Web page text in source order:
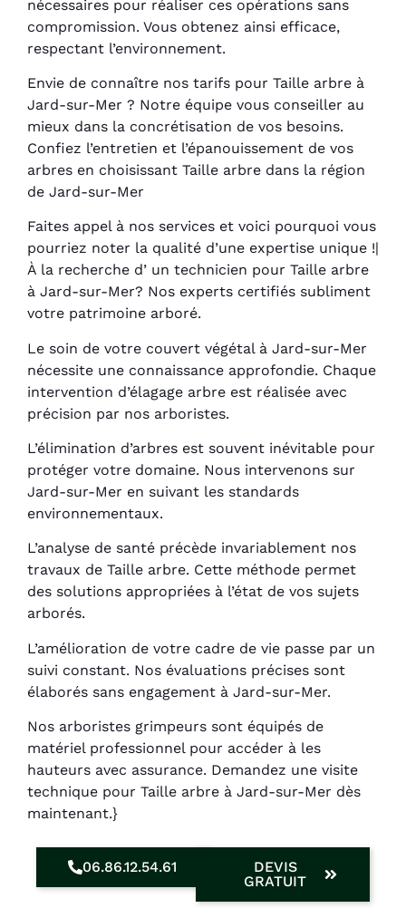
nécessaires pour réaliser ces opérations sans
compromission. Vous obtenez ainsi efficace,
respectant l’environnement.
Envie de connaître nos tarifs pour Taille arbre à
Jard-sur-Mer ? Notre équipe vous conseiller au
mieux dans la concrétisation de vos besoins.
Confiez l’entretien et l’épanouissement de vos
arbres en choisissant Taille arbre dans la région
de Jard-sur-Mer
Faites appel à nos services et voici pourquoi vous
pourriez noter la qualité d’une expertise unique !|
À la recherche d’ un technicien pour Taille arbre
à Jard-sur-Mer? Nos experts certifiés subliment
votre patrimoine arboré.
Le soin de votre couvert végétal à Jard-sur-Mer
nécessite une connaissance approfondie. Chaque
intervention d’élagage arbre est réalisée avec
précision par nos arboristes.
L’élimination d’arbres est souvent inévitable pour
protéger votre domaine. Nous intervenons sur
Jard-sur-Mer en suivant les standards
environnementaux.
L’analyse de santé précède invariablement nos
travaux de Taille arbre. Cette méthode permet
des solutions appropriées à l’état de vos sujets
arborés.
L’amélioration de votre cadre de vie passe par un
suivi constant. Nos évaluations précises sont
élaborés sans engagement à Jard-sur-Mer.
Nos arboristes grimpeurs sont équipés de
matériel professionnel pour accéder à les
hauteurs avec assurance. Demandez une visite
technique pour Taille arbre à Jard-sur-Mer dès
maintenant.}
06.86.12.54.61
DEVIS
GRATUIT